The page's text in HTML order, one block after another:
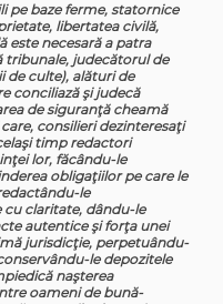
pe baze ferme, statornice
libertatea civilă,
este necesară a patra
tribunale, judecătorul de
de culte), alături de
conciliază şi judecă
de siguranţă cheamă
consilieri dezinteresaţi
timp redactori
lor, făcându-le
obligaţiilor pe care le
le
cu claritate, dându-le
autentice şi forţa unei
jurisdicţie, perpetuându-
le depozitele
naşterea
oameni de bună-